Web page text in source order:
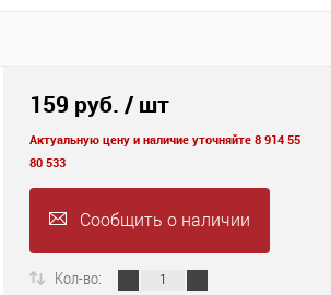
159 руб. / шт
Актуальную цену и наличие уточняйте 8 914 55
80 533
Сообщить о наличии
Кол-во: